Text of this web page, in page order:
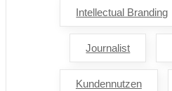
Intellectual Branding
Journalist
Kundennutzen